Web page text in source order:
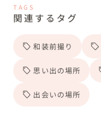
TAGS
関連するタグ
和装前撮り
思い出の場所
出会いの場所